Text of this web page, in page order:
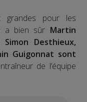
grandes pour les
a bien sûr Martin
Simon Desthieux,
Guigonnat sont
de l’équipe